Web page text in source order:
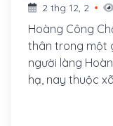
2 thg 12, 2
Hoàng Công
thân trong một
người làng
hạ, nay thuộc
dựng cờ khởi